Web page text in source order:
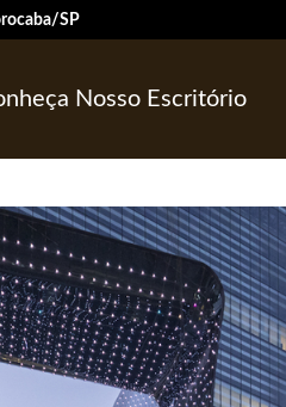
SP
Nosso Escritório